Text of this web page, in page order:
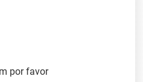
por favor